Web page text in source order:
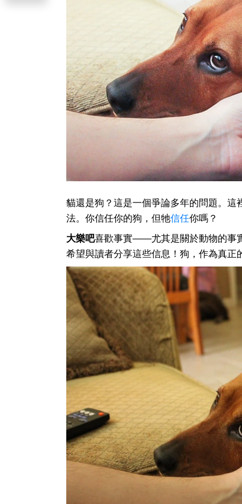
貓還是狗？這是一個爭論多年的問題。
法。你信任你的狗，但牠信任你嗎？
大樂吧喜歡事實——尤其是關於動物的事
希望與讀者分享這些信息！狗，作為真正